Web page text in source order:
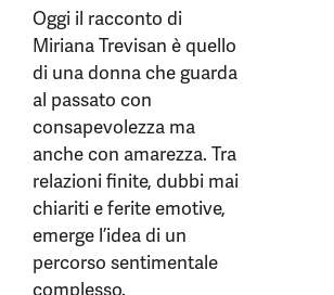
Oggi il racconto di
Miriana Trevisan è quello
di una donna che guarda
al passato con
consapevolezza ma
anche con amarezza. Tra
relazioni finite, dubbi mai
chiariti e ferite emotive,
emerge l’idea di un
percorso sentimentale
complesso.